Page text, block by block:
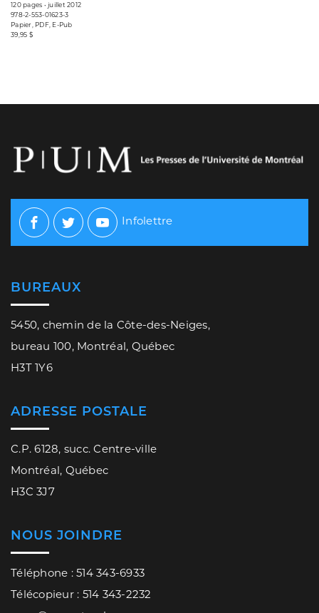
120 pages • juillet 2012
978-2-553-01623-3
Papier, PDF, E-Pub
39,95 $
Facebook
TwitterYoutube
Infolettre
BUREAUX
5450, chemin de la Côte-des-Neiges,
bureau 100, Montréal, Québec
H3T 1Y6
ADRESSE POSTALE
C.P. 6128, succ. Centre-ville
Montréal, Québec
H3C 3J7
NOUS JOINDRE
Téléphone : 514 343-6933
Télécopieur : 514 343-2232